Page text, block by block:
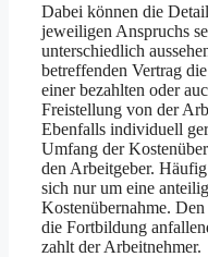
Dabei können die
jeweiligen Anspruchs
unterschiedlich
betreffenden Vertrag
einer bezahlten oder
Frei­stellung von der
Ebenfalls individuell
Umfang der
den Arbeit­geber.
sich nur um eine
Kostenübernahme.
die Fortbildung
zahlt der Arbeitnehmer.